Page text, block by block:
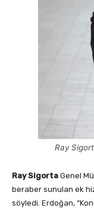
Ray
Ray Sigorta Genel
beraber sunulan ek
söyledi. Erdoğan,